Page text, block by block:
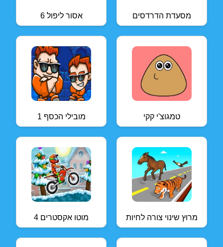
אסור ליפול 6 מסעדת הדרדסים
מובילי הכסף 1 טמגוצ'י קקי
מוטו אקסטרים 4 מרוץ שינוי צורה לחיות